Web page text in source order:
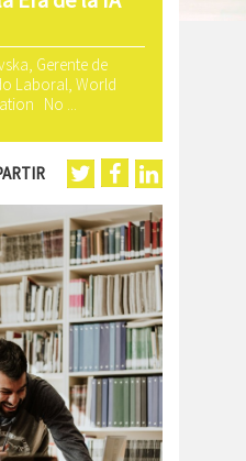
Gerente de
Laboral, World
No ...